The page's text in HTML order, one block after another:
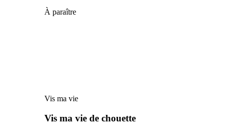
À paraître
Vis ma vie
Vis ma vie de chouette